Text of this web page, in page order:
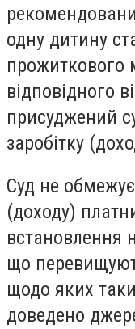
одну дитину
прожиткового
відповідного
присуджений
заробітку
Суд не
(доходу)
встановлення
що
щодо яких
доведено